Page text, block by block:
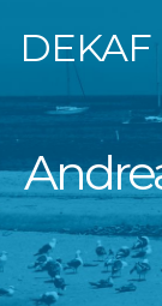
DEKAF